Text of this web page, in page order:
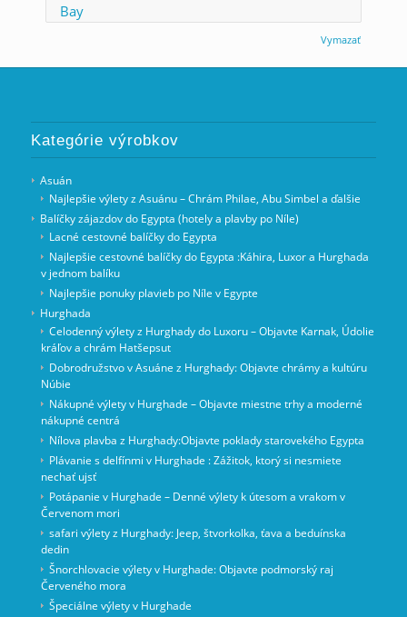
Vymazať
Bay
Kategórie výrobkov
Asuán
Najlepšie výlety z Asuánu – Chrám Philae, Abu Simbel a ďalšie
Balíčky zájazdov do Egypta (hotely a plavby po Níle)
Lacné cestovné balíčky do Egypta
Najlepšie cestovné balíčky do Egypta :Káhira, Luxor a Hurghada
v jednom balíku
Najlepšie ponuky plavieb po Níle v Egypte
Hurghada
Celodenný výlety z Hurghady do Luxoru – Objavte Karnak, Údolie
kráľov a chrám Hatšepsut
Dobrodružstvo v Asuáne z Hurghady: Objavte chrámy a kultúru
Núbie
Nákupné výlety v Hurghade – Objavte miestne trhy a moderné
nákupné centrá
Nílova plavba z Hurghady:Objavte poklady starovekého Egypta
Plávanie s delfínmi v Hurghade : Zážitok, ktorý si nesmiete
nechať ujsť
Potápanie v Hurghade – Denné výlety k útesom a vrakom v
Červenom mori
safari výlety z Hurghady: Jeep, štvorkolka, ťava a beduínska
dedin
Šnorchlovacie výlety v Hurghade: Objavte podmorský raj
Červeného mora
Špeciálne výlety v Hurghade